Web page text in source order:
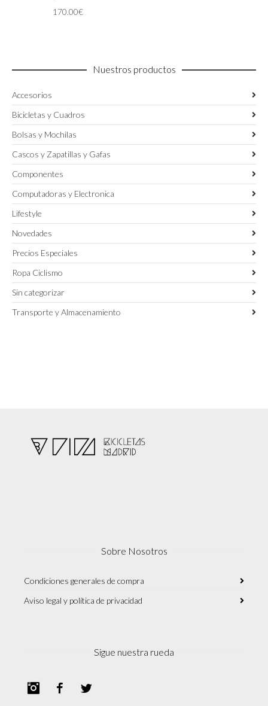
170.00€
Nuestros productos
Accesorios
Bicicletas y Cuadros
Bolsas y Mochilas
Cascos y Zapatillas y Gafas
Componentes
Computadoras y Electronica
Lifestyle
Novedades
Precios Especiales
Ropa Ciclismo
Sin categorizar
Transporte y Almacenamiento
Sobre Nosotros
Condiciones generales de compra
Aviso legal y política de privacidad
Sigue nuestra rueda
InstagramFacebook